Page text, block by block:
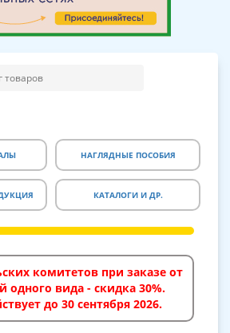
товаров
НАГЛЯДНЫЕ ПОСОБИЯ
КАТАЛОГИ И ДР.
комитетов при заказе от
одного вида - скидка 30%.
до 30 сентября 2026.